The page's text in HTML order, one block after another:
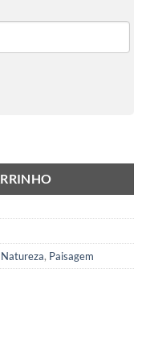
Natureza, Paisagem